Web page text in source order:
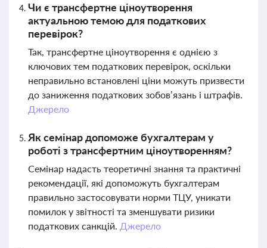
Чи є трансфертне ціноутворення
актуальною темою для податкових
перевірок?
Так, трансфертне ціноутворення є однією з
ключових тем податкових перевірок, оскільки
неправильно встановлені ціни можуть призвести
до заниження податкових зобов’язань і штрафів.
Джерело
Як семінар допоможе бухгалтерам у
роботі з трансфертним ціноутворенням?
Семінар надасть теоретичні знання та практичні
рекомендації, які допоможуть бухгалтерам
правильно застосовувати норми ТЦУ, уникати
помилок у звітності та зменшувати ризики
податкових санкцій. Джерело